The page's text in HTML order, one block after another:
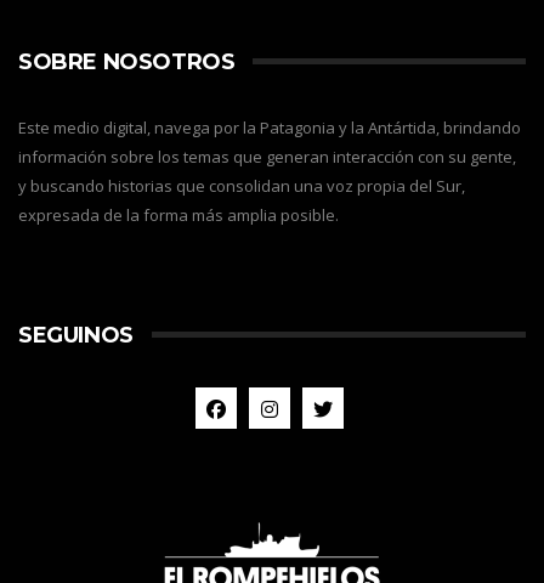
SOBRE NOSOTROS
Este medio digital, navega por la Patagonia y la Antártida, brindando
información sobre los temas que generan interacción con su gente,
y buscando historias que consolidan una voz propia del Sur,
expresada de la forma más amplia posible.
SEGUINOS